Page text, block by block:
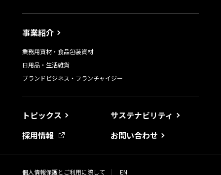
事業紹介
業務用資材・食品包装資材
日用品・生活雑貨
ブランドビジネス・フランチャイジー
トピックス
採用情報
サステナビリティ
お問い合わせ
個人情報保護とご利用に際して | EN